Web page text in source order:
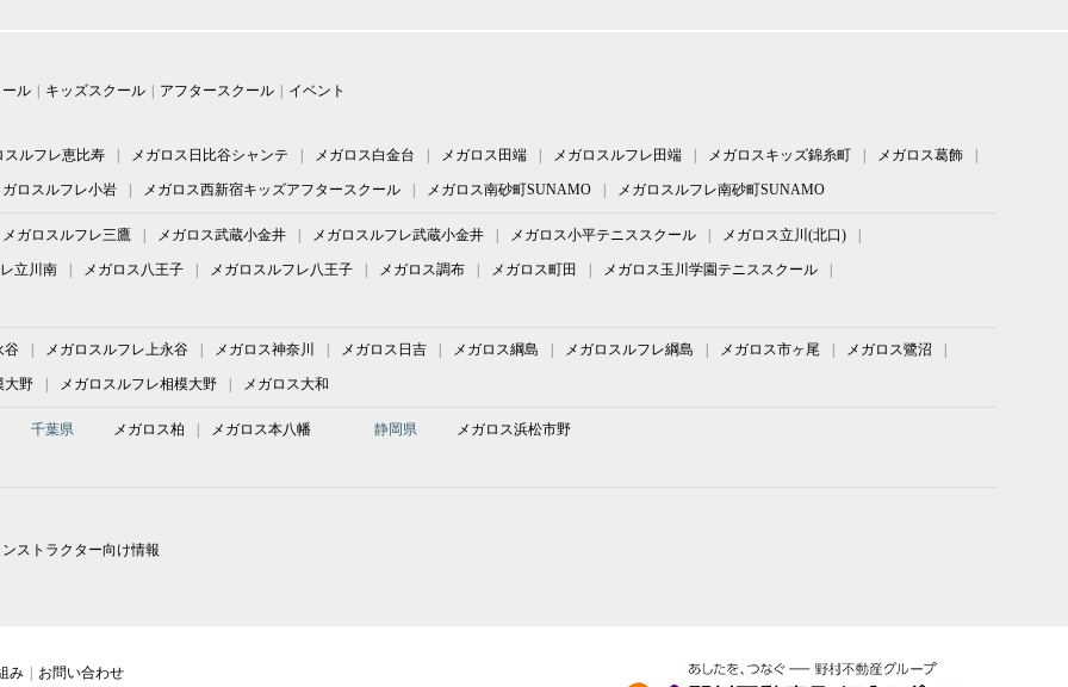
ル キッズスクール アフタースクール イベント
スルフレ恵比寿 メガロス日比谷シャンテ メガロス白金台 メガロス田端 メガロスルフレ田端 メガロスキッズ錦糸町 メガロス葛飾
ロスルフレ小岩 メガロス西新宿キッズアフタースクール メガロス南砂町SUNAMO メガロスルフレ南砂町SUNAMO
メガロスルフレ三鷹 メガロス武蔵小金井 メガロスルフレ武蔵小金井 メガロス小平テニススクール メガロス立川(北口)
立川南 メガロス八王子 メガロスルフレ八王子 メガロス調布 メガロス町田 メガロス玉川学園テニススクール
谷 メガロスルフレ上永谷 メガロス神奈川 メガロス日吉 メガロス綱島 メガロスルフレ綱島 メガロス市ヶ尾 メガロス鷺沼
大野 メガロスルフレ相模大野 メガロス大和
千葉県 メガロス柏 メガロス本八幡 静岡県 メガロス浜松市野
ストラクター向け情報
み お問い合わせ